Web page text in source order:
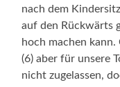
nach dem
auf den Rückwärts
hoch machen
(6) aber für unsere
nicht zugelassen,